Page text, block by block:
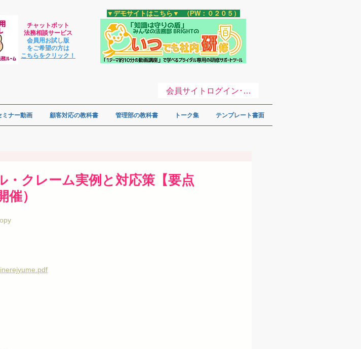
チャットボット
法務相談サービス
会員用お試し版
をご希望の方は
​こちらをクリック！
​▼デモサイトはこちら▼ （PW：０２０５）
ミナー動画 顧客対応の教科書 管理部の教科書 トーク集 テンプレート書面
クレーム実例と対応策【要点
）